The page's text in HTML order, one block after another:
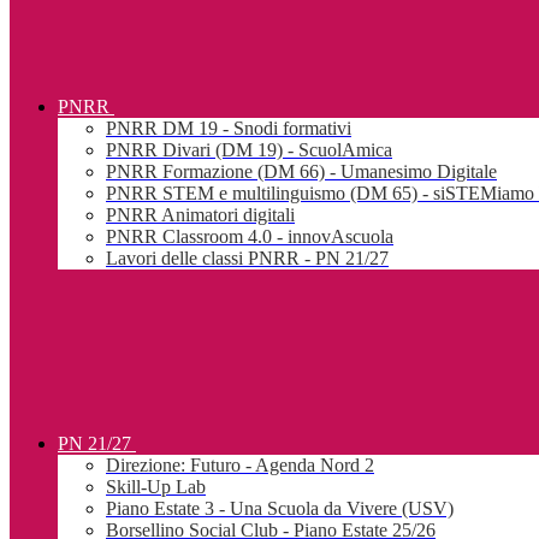
PNRR
PNRR DM 19 - Snodi formativi
PNRR Divari (DM 19) - ScuolAmica
PNRR Formazione (DM 66) - Umanesimo Digitale
PNRR STEM e multilinguismo (DM 65) - siSTEMiamo
PNRR Animatori digitali
PNRR Classroom 4.0 - innovAscuola
Lavori delle classi PNRR - PN 21/27
PN 21/27
Direzione: Futuro - Agenda Nord 2
Skill-Up Lab
Piano Estate 3 - Una Scuola da Vivere (USV)
Borsellino Social Club - Piano Estate 25/26